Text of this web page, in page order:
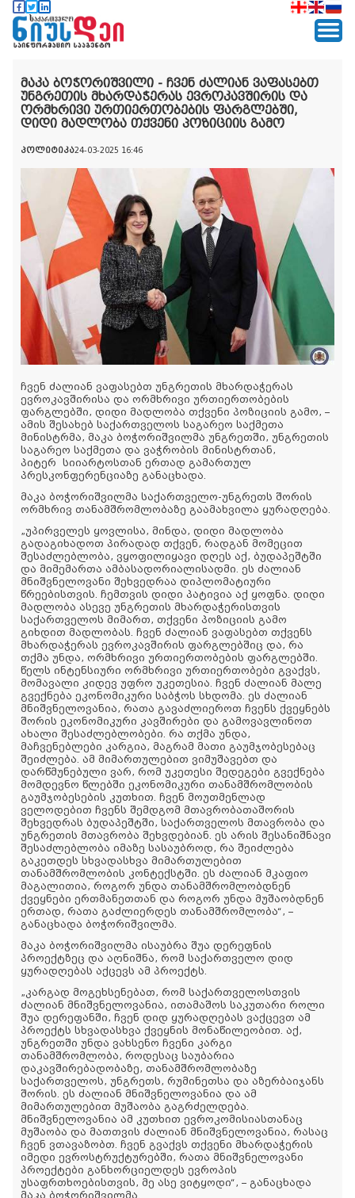
მაკა ბოჭორიშვილი - ჩვენ ძალიან ვაფასებთ
უნგრეთის მხარდაჭერას ევროკავშირის და
ორმხრივი ურთიერთობების ფარგლებში,
დიდი მადლობა თქვენი პოზიციის გამო
პოლიტიკა24-03-2025 16:46
ჩვენ ძალიან ვაფასებთ უნგრეთის მხარდაჭერას
ევროკავშირისა და ორმხრივი ურთიერთობების
ფარგლებში, დიდი მადლობა თქვენი პოზიციის გამო, –
ამის შესახებ საქართველოს საგარეო საქმეთა
მინისტრმა, მაკა ბოჭორიშვილმა უნგრეთში, უნგრეთის
საგარეო საქმეთა და ვაჭრობის მინისტრთან,
პიტერ სიიარტოსთან ერთად გამართულ
პრესკონფერენციაზე განაცხადა.
მაკა ბოჭორიშვილმა საქართველო-უნგრეთს შორის
ორმხრივ თანამშრომლობაზე გაამახვილა ყურადღება.
„უპირველეს ყოვლისა, მინდა, დიდი მადლობა
გადაგიხადოთ პირადად თქვენ, რადგან მომეცით
შესაძლებლობა, ვყოფილიყავი დღეს აქ, ბუდაპეშტში
და მიმემართა ამბასადორიალისადმი. ეს ძალიან
მნიშვნელოვანი შეხვედრაა დიპლომატიური
წრეებისთვის. ჩემთვის დიდი პატივია აქ ყოფნა. დიდი
მადლობა ასევე უნგრეთის მხარდაჭერისთვის
საქართველოს მიმართ, თქვენი პოზიციის გამო
გიხდით მადლობას. ჩვენ ძალიან ვაფასებთ თქვენს
მხარდაჭერას ევროკავშირის ფარგლებშიც და, რა
თქმა უნდა, ორმხრივი ურთიერთობების ფარგლებში.
წელს ინტენსიური ორმხრივი ურთიერთობები გვაქვს,
მომავალი კიდევ უფრო უკეთესია. ჩვენ ძალიან მალე
გვექნება ეკონომიკური საბჭოს სხდომა. ეს ძალიან
მნიშვნელოვანია, რათა გავაძლიეროთ ჩვენს ქვეყნებს
შორის ეკონომიკური კავშირები და გამოვავლინოთ
ახალი შესაძლებლობები. რა თქმა უნდა,
მაჩვენებლები კარგია, მაგრამ მათი გაუმჯობესებაც
შეიძლება. ამ მიმართულებით ვიმუშავებთ და
დარწმუნებული ვარ, რომ უკეთესი შედეგები გვექნება
მომდევნო წლებში ეკონომიკური თანამშრომლობის
გაუმჯობესების კუთხით. ჩვენ მოუთმენლად
ველოდებით ჩვენს შემდგომ მთავრობათაშორის
შეხვედრას ბუდაპეშტში, საქართველოს მთავრობა და
უნგრეთის მთავრობა შეხვდებიან. ეს არის შესანიშნავი
შესაძლებლობა იმაზე სასაუბროდ, რა შეიძლება
გაკეთდეს სხვადასხვა მიმართულებით
თანამშრომლობის კონტექსტში. ეს ძალიან მკაფიო
მაგალითია, როგორ უნდა თანამშრომლობდნენ
ქვეყნები ერთმანეთთან და როგორ უნდა მუშაობდნენ
ერთად, რათა გაძლიერდეს თანამშრომლობა“, –
განაცხადა ბოჭორიშვილმა.
მაკა ბოჭორიშვილმა ისაუბრა შუა დერეფნის
პროექტზეც და აღნიშნა, რომ საქართველო დიდ
ყურადღებას აქცევს ამ პროექტს.
„კარგად მოგეხსენებათ, რომ საქართველოსთვის
ძალიან მნიშვნელოვანია, ითამაშოს საკუთარი როლი
შუა დერეფანში, ჩვენ დიდ ყურადღებას ვაქცევთ ამ
პროექტს სხვადასხვა ქვეყნის მონაწილეობით. აქ,
უნგრეთში უნდა ვახსენო ჩვენი კარგი
თანამშრომლობა, როდესაც საუბარია
დაკავშირებადობაზე, თანამშრომლობაზე
საქართველოს, უნგრეთს, რუმინეთსა და აზერბაიჯანს
შორის. ეს ძალიან მნიშვნელოვანია და ამ
მიმართულებით მუშაობა გაგრძელდება.
მნიშვნელოვანია ამ კუთხით ევროკომისიასთანაც
მუშაობა და მათთვის ძალიან მნიშვნელოვანია, რასაც
ჩვენ ვთავაზობთ. ჩვენ გვაქვს თქვენი მხარდაჭერის
იმედი ევროსტრუქტურებში, რათა მნიშვნელოვანი
პროექტები განხორციელდეს ევროპის
უსაფრთხოებისთვის, მე ასე ვიტყოდი“, – განაცხადა